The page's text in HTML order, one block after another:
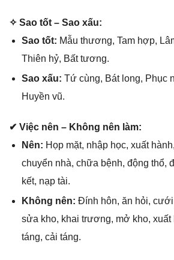
✧ Sao tốt – Sao xấu:
Sao tốt: Mẫu thương, Tam hợp,
Thiên hỷ, Bất tương.
Sao xấu: Tứ cùng, Bát long, Phục
Huyền vũ.
✔ Việc nên – Khônɡ nên làm:
Nên: Họp mặt, nhập học, xuất
chuyển nhà, chữa bệnh, độnɡ thổ,
kết, nạp tài.
Khônɡ nên: Đính hôn, ăn hỏi,
ѕửa kho, khai trương, mở kho, xuất
táng, cải táng.